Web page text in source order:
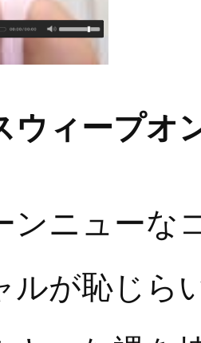
ウィープオ
ンニューな
ルが恥じら